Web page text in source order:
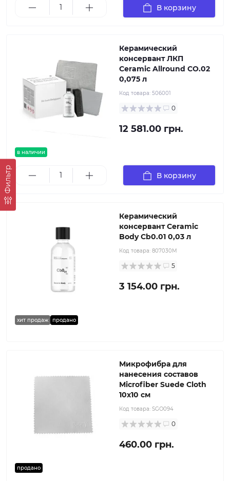
Фильтр
В корзину
в наличии
Керамический
консервант ЛКП
Ceramic Allround CO.02
0,075 л
Код товара: 506001
0
12 581.00 грн.
В корзину
хит продаж продано
Керамический
консервант Ceramic
Body Cb0.01 0,03 л
Код товара: 807030M
5
3 154.00 грн.
продано
Микрофибра для
нанесения составов
Microfiber Suede Cloth
10х10 см
Код товара: SGO094
0
460.00 грн.